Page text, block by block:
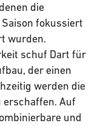
die
fokussiert
wurden.
schuf Dart für
der einen
werden die
erschaffen. Auf
und